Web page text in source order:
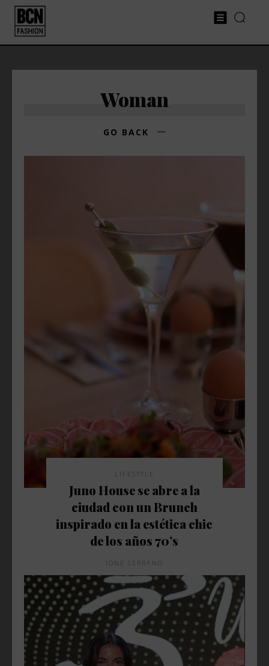
Woman
GO BACK
LIFESTYLE
Juno House se abre a la
ciudad con un Brunch
inspirado en la estética chic
de los años 70’s
IONE SERRANO